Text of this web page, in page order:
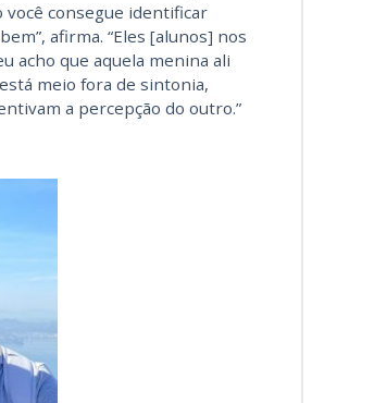
consegue identificar
afirma. “Eles [alunos] nos
acho que aquela menina ali
meio fora de sintonia,
a percepção do outro.”